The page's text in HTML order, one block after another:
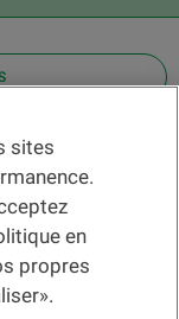
sites
en
propres